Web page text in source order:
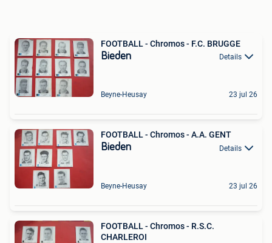
FOOTBALL - Chromos - F.C. BRUGGE
Bieden Details
Beyne-Heusay 23 jul 26
FOOTBALL - Chromos - A.A. GENT
Bieden Details
Beyne-Heusay 23 jul 26
FOOTBALL - Chromos - R.S.C.
CHARLEROI